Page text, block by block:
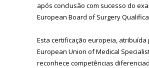
após conclusão com sucesso do
European Board of Surgery
Esta certificação europeia, atribuída
European Union of Medical
reconhece competências